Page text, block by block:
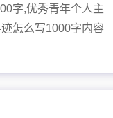
字,优秀青年个人主
怎么写1000字内容